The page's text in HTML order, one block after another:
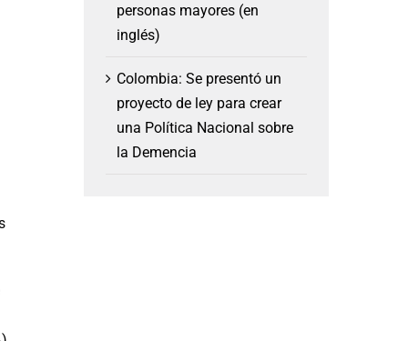
personas mayores (en
inglés)
Colombia: Se presentó un
proyecto de ley para crear
una Política Nacional sobre
la Demencia